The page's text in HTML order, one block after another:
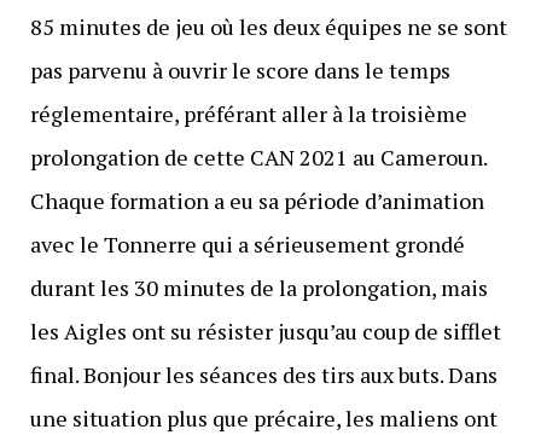
85 minutes de jeu où les deux équipes ne se sont
pas parvenu à ouvrir le score dans le temps
réglementaire, préférant aller à la troisième
prolongation de cette CAN 2021 au Cameroun.
Chaque formation a eu sa période d’animation
avec le Tonnerre qui a sérieusement grondé
durant les 30 minutes de la prolongation, mais
les Aigles ont su résister jusqu’au coup de sifflet
final. Bonjour les séances des tirs aux buts. Dans
une situation plus que précaire, les maliens ont